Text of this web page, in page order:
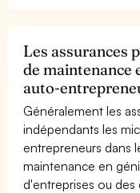
Les assurances
de maintenance
auto-
Généralement les
indépendants les
entrepreneurs dans
maintenance en
d'entreprises ou des